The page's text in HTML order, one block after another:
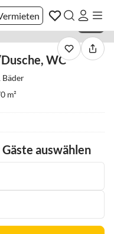
WC
Bäder
m²
auswählen